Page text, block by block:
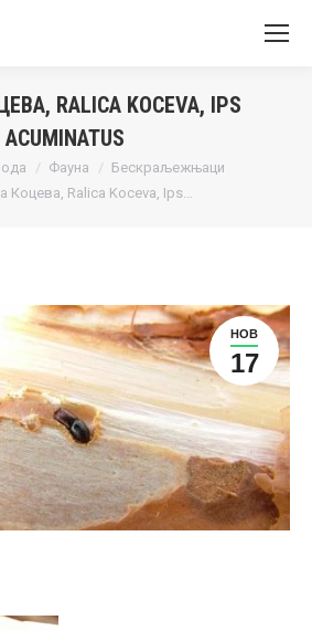
RALICA KOCEVA, IPS
ACUMINATUS
Фауна
Бескраљежњаци
Коцева, Ralica Koceva, Ips…
НОВ
17